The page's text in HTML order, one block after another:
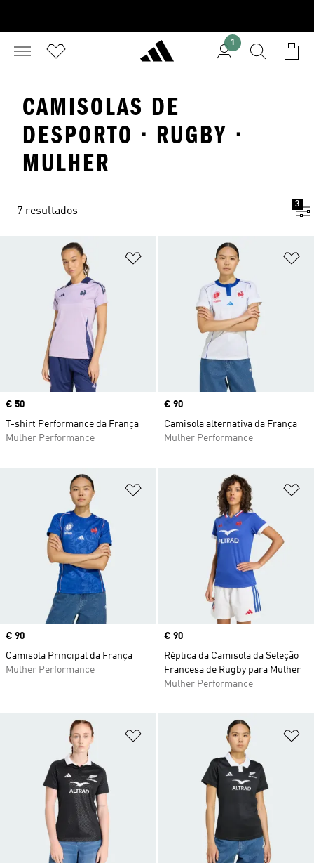
1
CAMISOLAS DE
DESPORTO · RUGBY ·
MULHER
7 resultados
3
Adicionar à Lista de Desejos
Price
€ 50
T-shirt Performance da França
Mulher Performance
Price
€ 90
Camisola alternativa da França
Mulher Performance
Adicionar à Lista de Desejos
Price
€ 90
Camisola Principal da França
Mulher Performance
Price
€ 90
Réplica da Camisola da Seleção
Francesa de Rugby para Mulher
Mulher Performance
Adicionar à Lista de Desejos